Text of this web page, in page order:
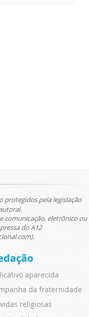
protegidos pela legislação
comunicação, eletrônico ou
do A12
aparecida
da fraternidade
religiosas